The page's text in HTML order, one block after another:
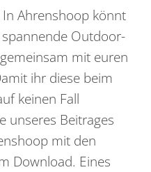
Ahrenshoop könnt
Outdoor-
mit euren
ihr diese beim
keinen Fall
unseres Beitrages
mit den
Download. Eines